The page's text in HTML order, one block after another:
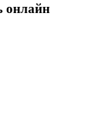
онлайн